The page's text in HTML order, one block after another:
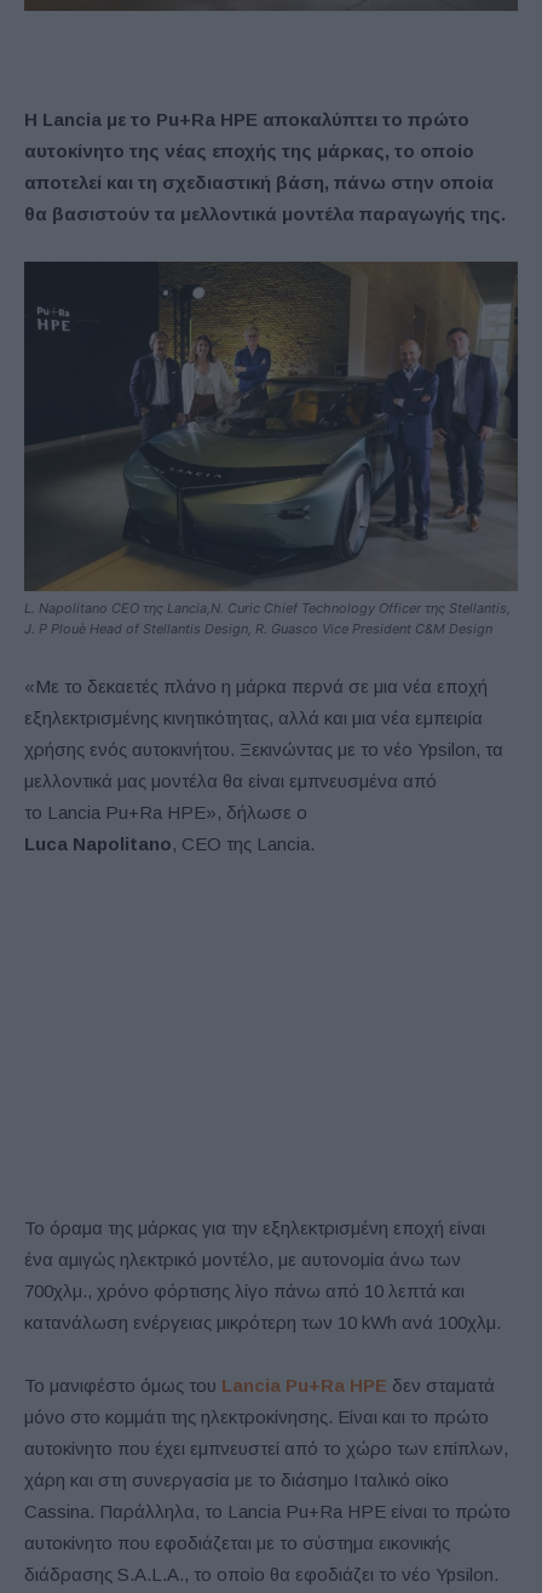
Η Lancia με το Pu+Ra HPE αποκαλύπτει το πρώτο
αυτοκίνητο της νέας εποχής της μάρκας, το οποίο
αποτελεί και τη σχεδιαστική βάση, πάνω στην οποία
θα βασιστούν τα μελλοντικά μοντέλα παραγωγής της.
L. Napolitano CEO της Lancia,N. Curic Chief Technology Officer της Stellantis,
J. P Plouè Head of Stellantis Design, R. Guasco Vice President C&M Design
«Με το δεκαετές πλάνο η μάρκα περνά σε μια νέα εποχή
εξηλεκτρισμένης κινητικότητας, αλλά και μια νέα εμπειρία
χρήσης ενός αυτοκινήτου. Ξεκινώντας με το νέο Ypsilon, τα
μελλοντικά μας μοντέλα θα είναι εμπνευσμένα από
το Lancia Pu+Ra HPE», δήλωσε ο
Luca Napolitano, CEO της Lancia.
Το όραμα της μάρκας για την εξηλεκτρισμένη εποχή είναι
ένα αμιγώς ηλεκτρικό μοντέλο, με αυτονομία άνω των
700χλμ., χρόνο φόρτισης λίγο πάνω από 10 λεπτά και
κατανάλωση ενέργειας μικρότερη των 10 kWh ανά 100χλμ.
Το μανιφέστο όμως του Lancia Pu+Ra HPE δεν σταματά
μόνο στο κομμάτι της ηλεκτροκίνησης. Είναι και το πρώτο
αυτοκίνητο που έχει εμπνευστεί από το χώρο των επίπλων,
χάρη και στη συνεργασία με το διάσημο Ιταλικό οίκο
Cassina. Παράλληλα, το Lancia Pu+Ra HPE είναι το πρώτο
αυτοκίνητο που εφοδιάζεται με το σύστημα εικονικής
διάδρασης S.A.L.A., το οποίο θα εφοδιάζει το νέο Ypsilon.